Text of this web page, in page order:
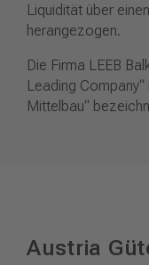
Liquidität über
herangezogen.
Die Firma LEEB
Leading
Mittelbau“
Austria